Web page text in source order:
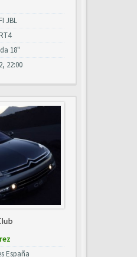
JBL
18"
22:00
España